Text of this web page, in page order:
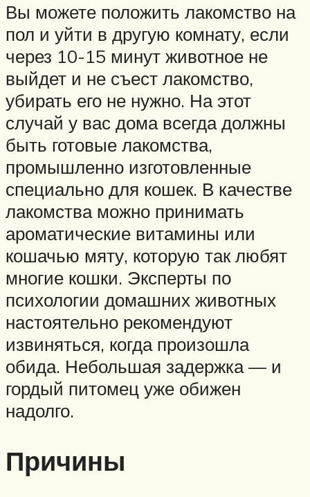
Вы можете положить лакомство на
пол и уйти в другую комнату, если
через 10-15 минут животное не
выйдет и не съест лакомство,
убирать его не нужно. На этот
случай у вас дома всегда должны
быть готовые лакомства,
промышленно изготовленные
специально для кошек. В качестве
лакомства можно принимать
ароматические витамины или
кошачью мяту, которую так любят
многие кошки. Эксперты по
психологии домашних животных
настоятельно рекомендуют
извиняться, когда произошла
обида. Небольшая задержка — и
гордый питомец уже обижен
надолго.
Причины